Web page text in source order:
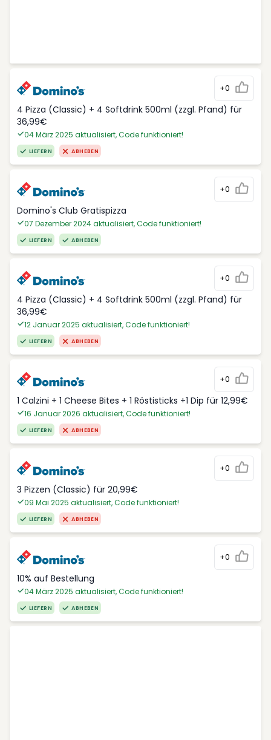
+0
4 Pizza (Classic) + 4 Softdrink 500ml (zzgl. Pfand) für
36,99€
04 März 2025 aktualisiert, Code funktioniert!
LIEFERN ABHEBEN
+0
Domino's Club Gratispizza
07 Dezember 2024 aktualisiert, Code funktioniert!
LIEFERN ABHEBEN
+0
4 Pizza (Classic) + 4 Softdrink 500ml (zzgl. Pfand) für
36,99€
12 Januar 2025 aktualisiert, Code funktioniert!
LIEFERN ABHEBEN
+0
1 Calzini + 1 Cheese Bites + 1 Röstisticks +1 Dip für 12,99€
16 Januar 2026 aktualisiert, Code funktioniert!
LIEFERN ABHEBEN
+0
3 Pizzen (Classic) für 20,99€
09 Mai 2025 aktualisiert, Code funktioniert!
LIEFERN ABHEBEN
+0
10% auf Bestellung
04 März 2025 aktualisiert, Code funktioniert!
LIEFERN ABHEBEN